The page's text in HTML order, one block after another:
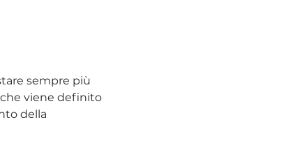
sempre più
viene definito
della